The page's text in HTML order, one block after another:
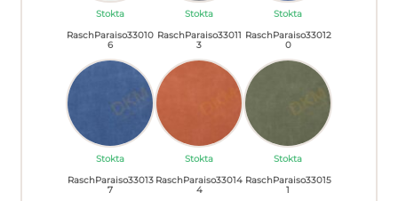
Stokta Stokta
Stokta
RaschParaiso33010
6
Stokta
RaschParaiso33011
3
Stokta
RaschParaiso33012
0
Stokta
RaschParaiso33013
7
RaschParaiso33014
4
RaschParaiso33015
1